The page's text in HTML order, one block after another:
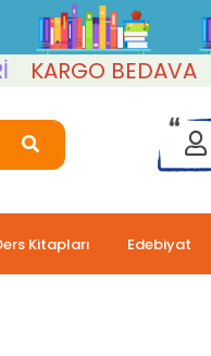
KARGO BEDAVA
Kitapları Edebiyat